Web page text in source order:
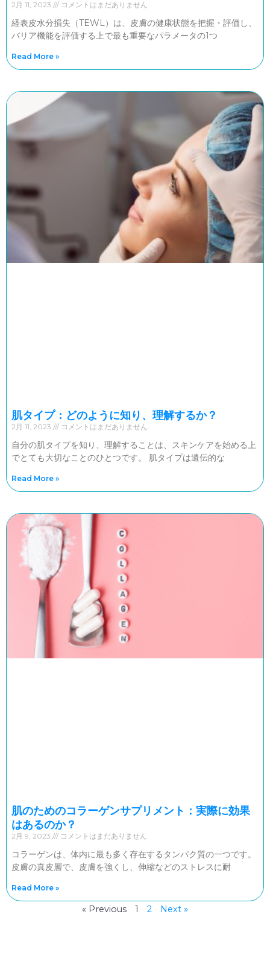
2月 11, 2023 コメントはまだありません
経表皮水分損失（TEWL）は、皮膚の健康状態を把握・評価し、
バリア機能を評価する上で最も重要なパラメータの1つ
Read More »
肌タイプ：どのように知り、理解するか？
2月 11, 2023 コメントはまだありません
自分の肌タイプを知り、理解することは、スキンケアを始める上
でとても大切なことのひとつです。 肌タイプは遺伝的な
Read More »
肌のためのコラーゲンサプリメント：実際に効果
はあるのか？
2月 9, 2023 コメントはまだありません
コラーゲンは、体内に最も多く存在するタンパク質の一つです。
皮膚の真皮層で、皮膚を強くし、伸縮などのストレスに耐
Read More »
« Previous 1 2 Next »